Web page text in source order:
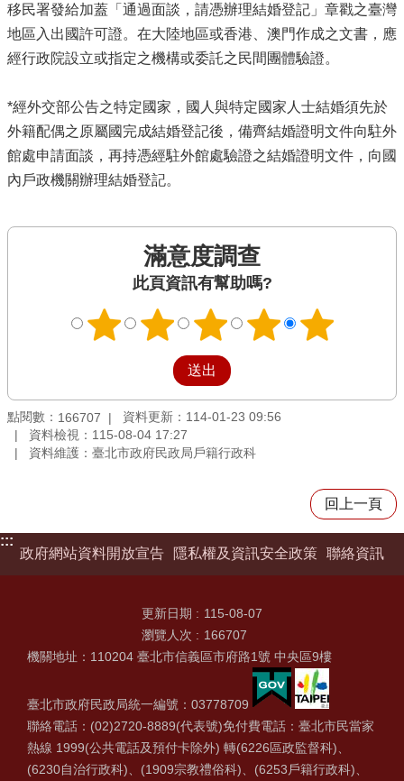
移民署發給加蓋「通過面談，請憑辦理結婚登記」章戳之臺灣
地區入出國許可證。在大陸地區或香港、澳門作成之文書，應
經行政院設立或指定之機構或委託之民間團體驗證。
*經外交部公告之特定國家，國人與特定國家人士結婚須先於
外籍配偶之原屬國完成結婚登記後，備齊結婚證明文件向駐外
館處申請面談，再持憑經駐外館處驗證之結婚證明文件，向國
內戶政機關辦理結婚登記。
滿意度調查
此頁資訊有幫助嗎?
點閱數： 166707
資料更新：114-01-23 09:56
資料檢視：115-08-04 17:27
資料維護：臺北市政府民政局戶籍行政科
回上一頁
:::
政府網站資料開放宣告
隱私權及資訊安全政策 聯絡資訊
更新日期
115-08-07
瀏覽人次
166707
機關地址：110204 臺北市信義區市府路1號 中央區9樓
臺北市政府民政局統一編號：03778709
聯絡電話：(02)2720-8889(代表號)免付費電話：臺北市民當家
熱線 1999(公共電話及預付卡除外) 轉(6226區政監督科)、
(6230自治行政科)、(1909宗教禮俗科)、(6253戶籍行政科)、